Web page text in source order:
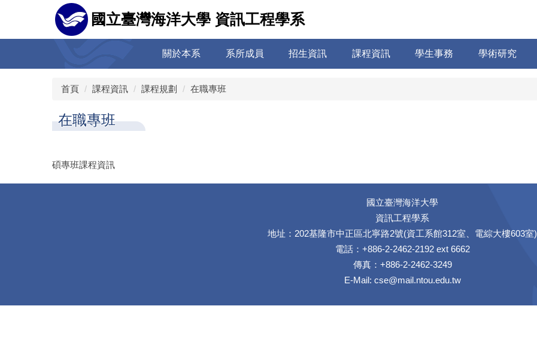
國立臺灣海洋大學 資訊工程學系
關於本系 系所成員 招生資訊 課程資訊 學生事務 學術研究
首頁 課程資訊 課程規劃 在職專班
在職專班
碩專班課程資訊
國立臺灣海洋大學
資訊工程學系
地址：202基隆市中正區北寧路2號(資工系館312室、電綜大樓603室)
電話：+886-2-2462-2192 ext 6662
傳真：+886-2-2462-3249
E-Mail: cse@mail.ntou.edu.tw